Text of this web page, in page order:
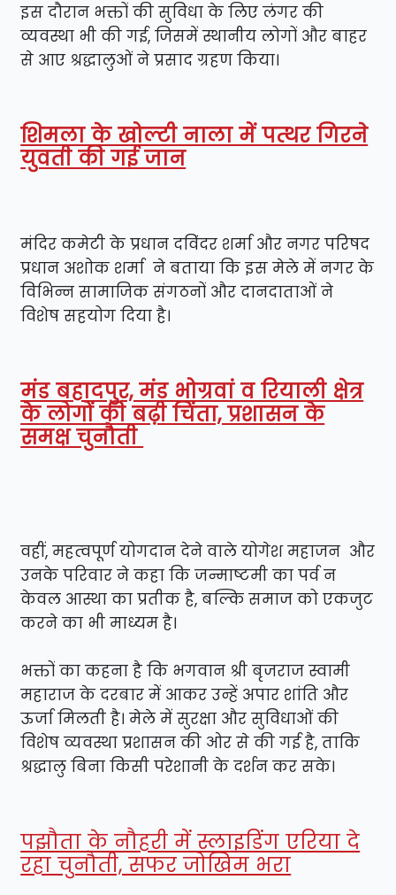
इस दौरान भक्तों की सुविधा के लिए लंगर की
व्यवस्था भी की गई, जिसमें स्थानीय लोगों और बाहर
से आए श्रद्धालुओं ने प्रसाद ग्रहण किया।
शिमला के खोल्टी नाला में पत्थर गिरने
युवती की गई जान
मंदिर कमेटी के प्रधान दविंदर शर्मा और नगर परिषद
प्रधान अशोक शर्मा ने बताया कि इस मेले में नगर के
विभिन्न सामाजिक संगठनों और दानदाताओं ने
विशेष सहयोग दिया है।
मंड बहादपुर, मंड भोग्रवां व रियाली क्षेत्र
के लोगों की बढ़ी चिंता, प्रशासन के
समक्ष चुनौती
वहीं, महत्वपूर्ण योगदान देने वाले योगेश महाजन और
उनके परिवार ने कहा कि जन्माष्टमी का पर्व न
केवल आस्था का प्रतीक है, बल्कि समाज को एकजुट
करने का भी माध्यम है।
भक्तों का कहना है कि भगवान श्री बृजराज स्वामी
महाराज के दरबार में आकर उन्हें अपार शांति और
ऊर्जा मिलती है। मेले में सुरक्षा और सुविधाओं की
विशेष व्यवस्था प्रशासन की ओर से की गई है, ताकि
श्रद्धालु बिना किसी परेशानी के दर्शन कर सके।
पझौता के नौहरी में स्लाइडिंग एरिया दे
रहा चुनौती, सफर जोखिम भरा